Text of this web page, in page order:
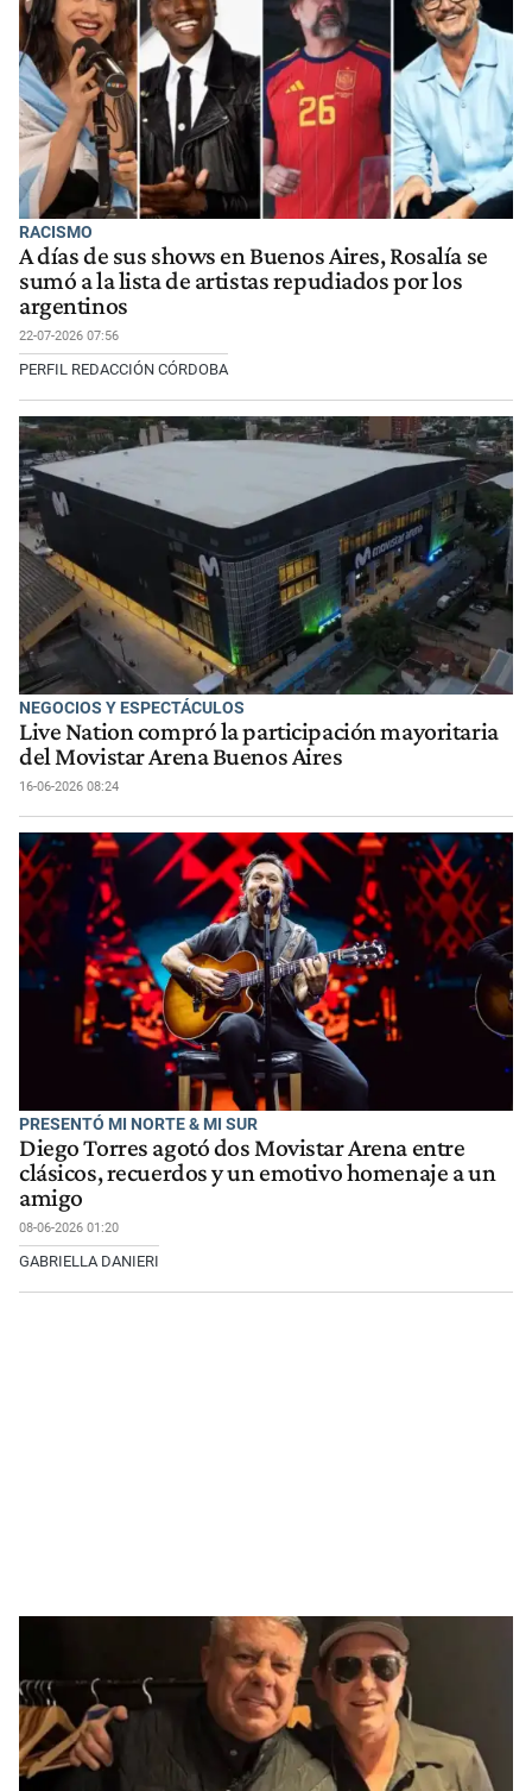
RACISMO
A días de sus shows en Buenos Aires, Rosalía se
sumó a la lista de artistas repudiados por los
argentinos
22-07-2026 07:56
PERFIL REDACCIÓN CÓRDOBA
NEGOCIOS Y ESPECTÁCULOS
Live Nation compró la participación mayoritaria
del Movistar Arena Buenos Aires
16-06-2026 08:24
PRESENTÓ MI NORTE & MI SUR
Diego Torres agotó dos Movistar Arena entre
clásicos, recuerdos y un emotivo homenaje a un
amigo
08-06-2026 01:20
GABRIELLA DANIERI